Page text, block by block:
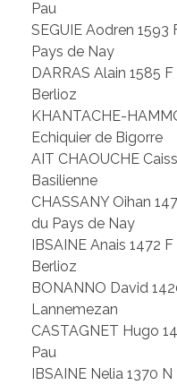
Pau
SEGUIE Aodren
Pays de Nay
DARRAS Alain 1585
Berlioz
KHANTACHE-
Echiquier de Bigorre
AIT CHAOUCHE
Basilienne
CHASSANY Oihan
du Pays de Nay
IBSAINE Anais 1472
Berlioz
BONANNO David
Lannemezan
CASTAGNET Hugo
Pau
IBSAINE Nelia 1370